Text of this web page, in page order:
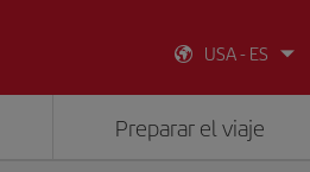
USA - ES
Preparar el viaje